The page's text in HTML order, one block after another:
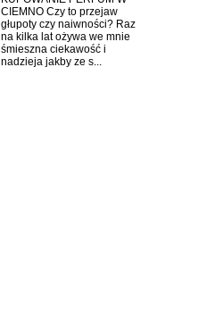
CIEMNO Czy to przejaw
głupoty czy naiwności? Raz
na kilka lat ożywa we mnie
śmieszna ciekawość i
nadzieja jakby ze s...